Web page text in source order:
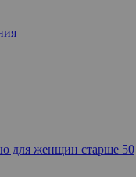
для женщин старше 50